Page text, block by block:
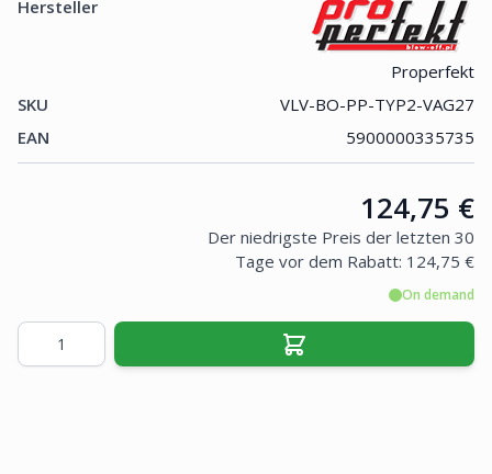
Hersteller
Properfekt
SKU
VLV-BO-PP-TYP2-VAG27
EAN
5900000335735
Price:
124,75 €
Der niedrigste Preis der letzten 30
Tage vor dem Rabatt: 124,75 €
On demand
Menge